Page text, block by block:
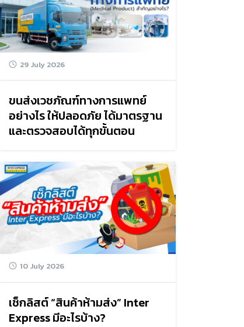
29 July 2026
ขนส่งเวชภัณฑ์ทางการแพทย์
อย่างไร ให้ปลอดภัย ได้มาตรฐาน
และตรวจสอบได้ทุกขั้นตอน
10 July 2026
เช็กลิสต์ “สินค้าห้ามส่ง” Inter
Express มีอะไรบ้าง?